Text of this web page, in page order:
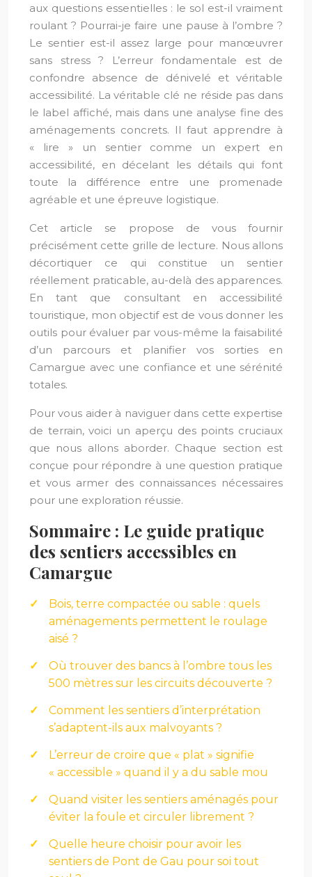
aux questions essentielles : le sol est-il vraiment
roulant ? Pourrai-je faire une pause à l’ombre ?
Le sentier est-il assez large pour manœuvrer
sans stress ? L’erreur fondamentale est de
confondre absence de dénivelé et véritable
accessibilité. La véritable clé ne réside pas dans
le label affiché, mais dans une analyse fine des
aménagements concrets. Il faut apprendre à
« lire » un sentier comme un expert en
accessibilité, en décelant les détails qui font
toute la différence entre une promenade
agréable et une épreuve logistique.
Cet article se propose de vous fournir
précisément cette grille de lecture. Nous allons
décortiquer ce qui constitue un sentier
réellement praticable, au-delà des apparences.
En tant que consultant en accessibilité
touristique, mon objectif est de vous donner les
outils pour évaluer par vous-même la faisabilité
d’un parcours et planifier vos sorties en
Camargue avec une confiance et une sérénité
totales.
Pour vous aider à naviguer dans cette expertise
de terrain, voici un aperçu des points cruciaux
que nous allons aborder. Chaque section est
conçue pour répondre à une question pratique
et vous armer des connaissances nécessaires
pour une exploration réussie.
Sommaire : Le guide pratique
des sentiers accessibles en
Camargue
Bois, terre compactée ou sable : quels
aménagements permettent le roulage
aisé ?
Où trouver des bancs à l’ombre tous les
500 mètres sur les circuits découverte ?
Comment les sentiers d’interprétation
s’adaptent-ils aux malvoyants ?
L’erreur de croire que « plat » signifie
« accessible » quand il y a du sable mou
Quand visiter les sentiers aménagés pour
éviter la foule et circuler librement ?
Quelle heure choisir pour avoir les
sentiers de Pont de Gau pour soi tout